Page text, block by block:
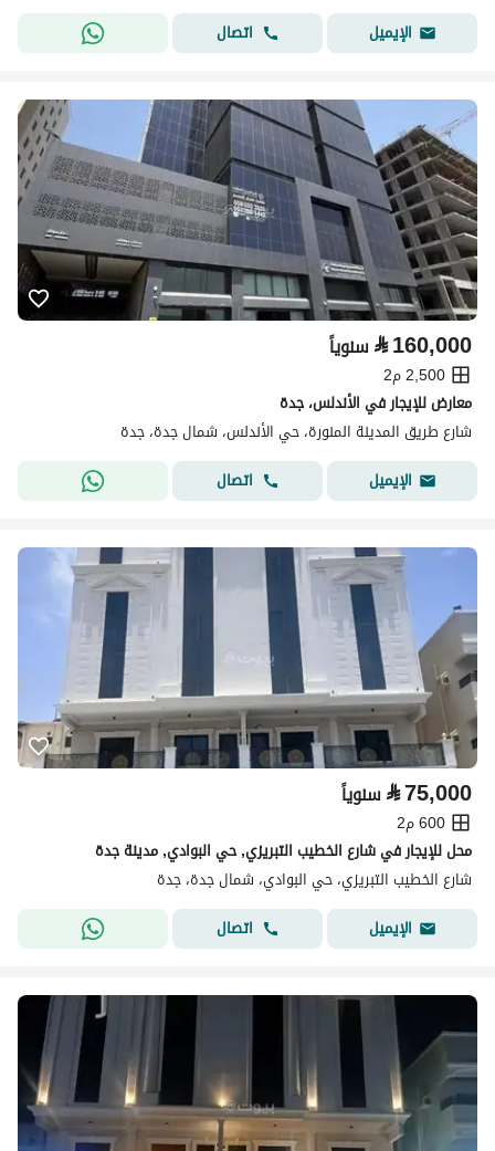
الإيميل
اتصال
⃁160,000 سنوياً
2,500 م2
معارض للإيجار في الأندلس، جدة
شارع طريق المدينة المنورة، حي الأندلس، شمال جدة، جدة
الإيميل
اتصال
⃁75,000 سنوياً
600 م2
محل للإيجار في شارع الخطيب التبريزي, حي البوادي, مدينة جدة
شارع الخطيب التبريزي، حي البوادي، شمال جدة، جدة
الإيميل
اتصال